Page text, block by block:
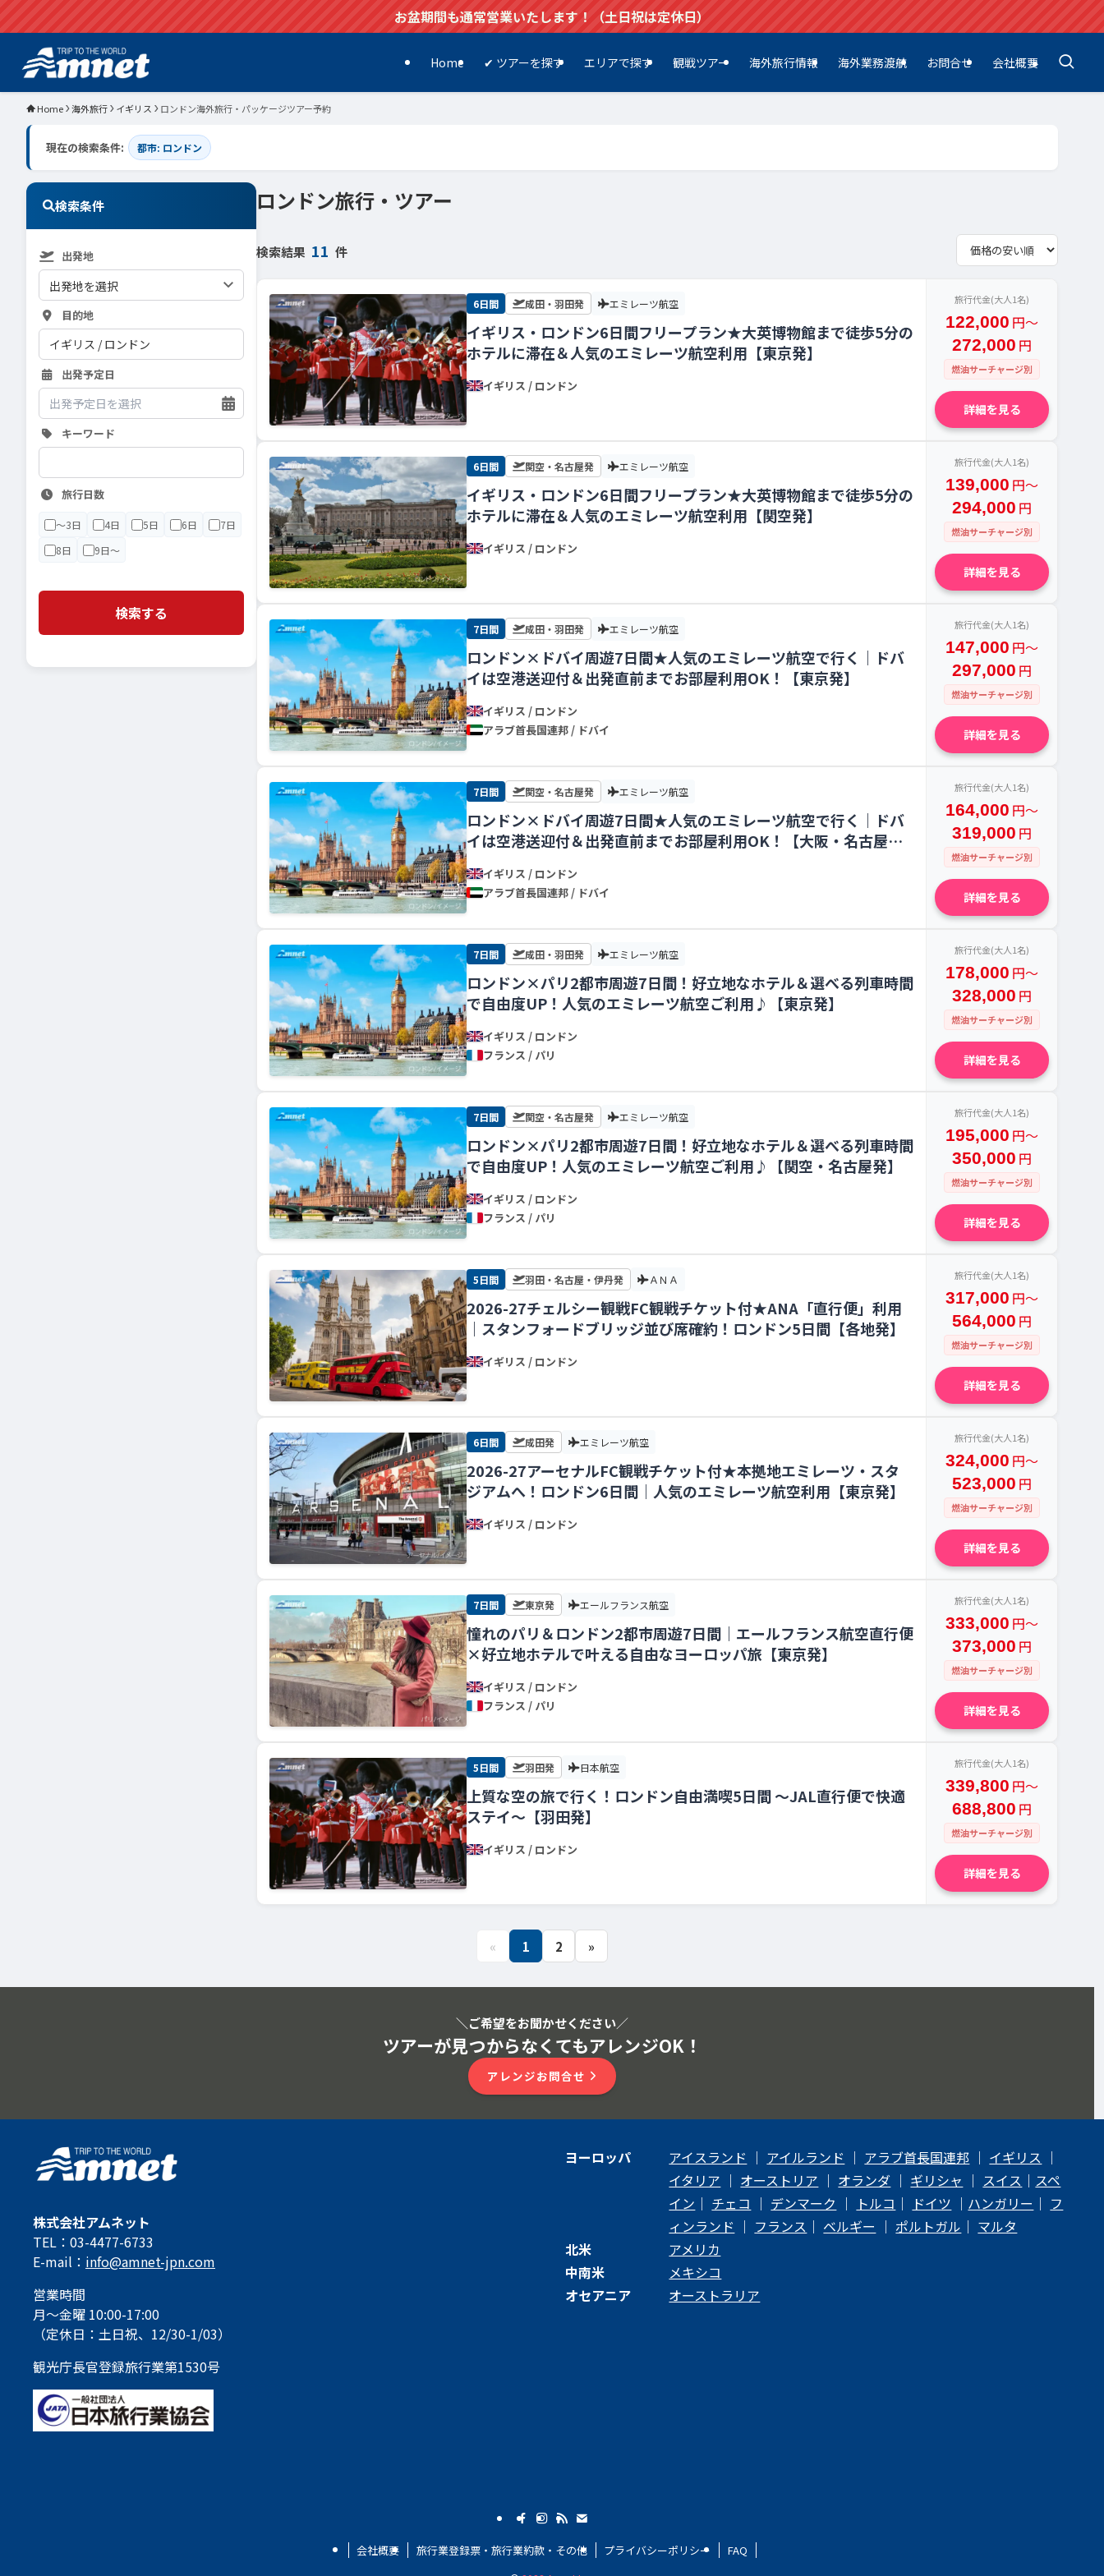
お盆期間も通常営業いたします！（土日祝は定休日）
Home ✔ ツアーを探す エリアで探す 観戦ツアー 海外旅行情報 海外業務渡航 お問合せ 会社概要
Home 海外旅行 イギリス ロンドン海外旅行・パッケージツアー予約
現在の検索条件: 都市: ロンドン
検索条件
出発地
目的地
出発予定日
キーワード
旅行日数
〜3日 4日 5日 6日
7日
8日
9日〜
検索する
ロンドン旅行・ツアー
検索結果 11 件
6日間 成田・羽田発 エミレーツ航空
イギリス・ロンドン6日間フリープラン★大英博物館まで徒歩5分の
ホテルに滞在＆人気のエミレーツ航空利用【東京発】
イギリス / ロンドン
旅行代金(大人1名)
122,000 円〜
272,000 円
燃油サーチャージ別
詳細を見る
6日間 関空・名古屋発 エミレーツ航空
イギリス・ロンドン6日間フリープラン★大英博物館まで徒歩5分の
ホテルに滞在＆人気のエミレーツ航空利用【関空発】
イギリス / ロンドン
旅行代金(大人1名)
139,000 円〜
294,000 円
燃油サーチャージ別
詳細を見る
7日間 成田・羽田発 エミレーツ航空
ロンドン×ドバイ周遊7日間★人気のエミレーツ航空で行く｜ドバ
イは空港送迎付＆出発直前までお部屋利用OK！【東京発】
イギリス / ロンドン
アラブ首長国連邦 / ドバイ
旅行代金(大人1名)
147,000 円〜
297,000 円
燃油サーチャージ別
詳細を見る
7日間 関空・名古屋発 エミレーツ航空
ロンドン×ドバイ周遊7日間★人気のエミレーツ航空で行く｜ドバ
イは空港送迎付＆出発直前までお部屋利用OK！【大阪・名古屋
イギリス / ロンドン
アラブ首長国連邦 / ドバイ
旅行代金(大人1名)
164,000 円〜
319,000 円
燃油サーチャージ別
詳細を見る
7日間 成田・羽田発 エミレーツ航空
ロンドン×パリ2都市周遊7日間！好立地なホテル＆選べる列車時間
で自由度UP！人気のエミレーツ航空ご利用♪【東京発】
イギリス / ロンドン
フランス / パリ
旅行代金(大人1名)
178,000 円〜
328,000 円
燃油サーチャージ別
詳細を見る
7日間 関空・名古屋発 エミレーツ航空
ロンドン×パリ2都市周遊7日間！好立地なホテル＆選べる列車時間
で自由度UP！人気のエミレーツ航空ご利用♪【関空・名古屋発】
イギリス / ロンドン
フランス / パリ
旅行代金(大人1名)
195,000 円〜
350,000 円
燃油サーチャージ別
詳細を見る
5日間 羽田・名古屋・伊丹発 ＡＮＡ
2026-27チェルシー観戦FC観戦チケット付★ANA「直行便」利用
｜スタンフォードブリッジ並び席確約！ロンドン5日間【各地発】
イギリス / ロンドン
旅行代金(大人1名)
317,000 円〜
564,000 円
燃油サーチャージ別
詳細を見る
6日間 成田発 エミレーツ航空
2026-27アーセナルFC観戦チケット付★本拠地エミレーツ・スタ
ジアムへ！ロンドン6日間｜人気のエミレーツ航空利用【東京発】
イギリス / ロンドン
旅行代金(大人1名)
324,000 円〜
523,000 円
燃油サーチャージ別
詳細を見る
7日間 東京発 エールフランス航空
憧れのパリ＆ロンドン2都市周遊7日間｜エールフランス航空直行便
×好立地ホテルで叶える自由なヨーロッパ旅【東京発】
イギリス / ロンドン
フランス / パリ
旅行代金(大人1名)
333,000 円〜
373,000 円
燃油サーチャージ別
詳細を見る
5日間 羽田発 日本航空
上質な空の旅で行く！ロンドン自由満喫5日間 〜JAL直行便で快適
ステイ〜【羽田発】
イギリス / ロンドン
旅行代金(大人1名)
339,800 円〜
688,800 円
燃油サーチャージ別
詳細を見る
« 1 2 »
＼ご希望をお聞かせください／
ツアーが見つからなくてもアレンジOK！
アレンジお問合せ
株式会社アムネット
TEL：03-4477-6733
E-mail： info@amnet-jpn.com
営業時間
月～金曜 10:00-17:00
（定休日：土日祝、12/30-1/03）
観光庁長官登録旅行業第1530号
ヨーロッパ アイスランド ｜ アイルランド ｜ アラブ首長国連邦 ｜ イギリス ｜
イタリア ｜ オーストリア ｜ オランダ ｜ ギリシャ ｜ スイス ｜ スペ
イン ｜ チェコ ｜ デンマーク ｜ トルコ ｜ ドイツ ｜ ハンガリー ｜ フ
ィンランド ｜ フランス ｜ ベルギー ｜ ポルトガル ｜ マルタ
北米
アメリカ
中南米
メキシコ
オセアニア
オーストラリア
会社概要 旅行業登録票・旅行業約款・その他 プライバシーポリシー FAQ